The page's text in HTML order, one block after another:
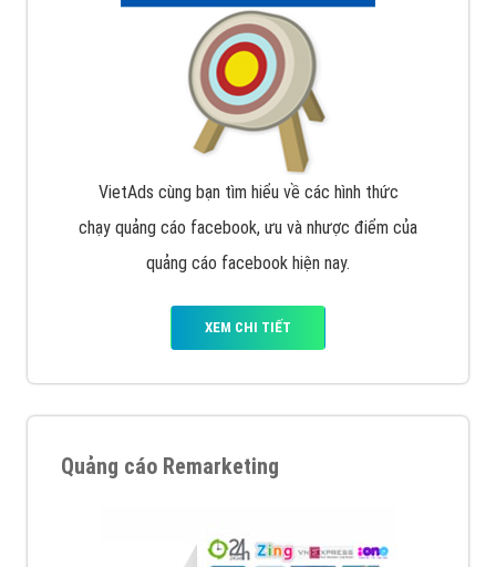
VietAds cùng bạn tìm hiểu về các hình thức
chạy quảng cáo facebook, ưu và nhược điểm của
quảng cáo facebook hiện nay.
XEM CHI TIẾT
Quảng cáo Remarketing